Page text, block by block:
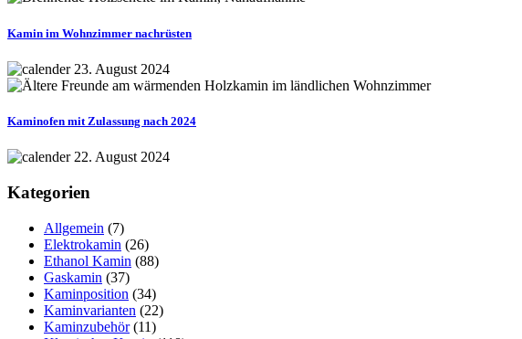
Kamin im Wohnzimmer nachrüsten
23. August 2024
Kaminofen mit Zulassung nach 2024
22. August 2024
Kategorien
Allgemein (7)
Elektrokamin (26)
Ethanol Kamin (88)
Gaskamin (37)
Kaminposition (34)
Kaminvarianten (22)
Kaminzubehör(11)